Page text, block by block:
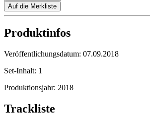
Auf die Merkliste
Produktinfos
Veröffentlichungsdatum: 07.09.2018
Set-Inhalt: 1
Produktionsjahr: 2018
Trackliste